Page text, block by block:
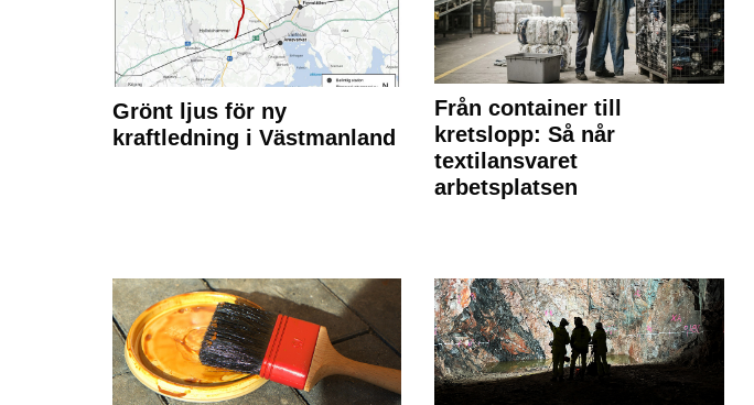
Grönt ljus för ny
kraftledning i Västmanland
Från container till
kretslopp: Så når
textilansvaret
arbetsplatsen